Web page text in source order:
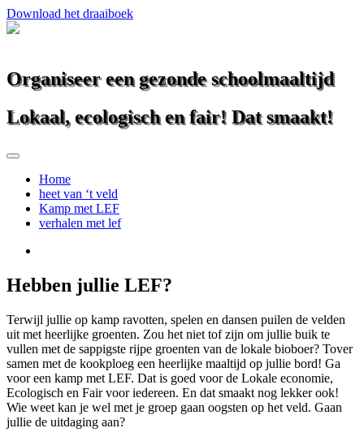
Download het draaiboek
Organiseer een gezonde schoolmaaltijd
Lokaal, ecologisch en fair! Dat smaakt!
Home
heet van ‘t veld
Kamp met LEF
verhalen met lef
Hebben jullie LEF?
Terwijl jullie op kamp ravotten, spelen en dansen puilen de velden
uit met heerlijke groenten. Zou het niet tof zijn om jullie buik te
vullen met de sappigste rijpe groenten van de lokale bioboer? Tover
samen met de kookploeg een heerlijke maaltijd op jullie bord! Ga
voor een kamp met LEF. Dat is goed voor de Lokale economie,
Ecologisch en Fair voor iedereen. En dat smaakt nog lekker ook!
Wie weet kan je wel met je groep gaan oogsten op het veld. Gaan
jullie de uitdaging aan?